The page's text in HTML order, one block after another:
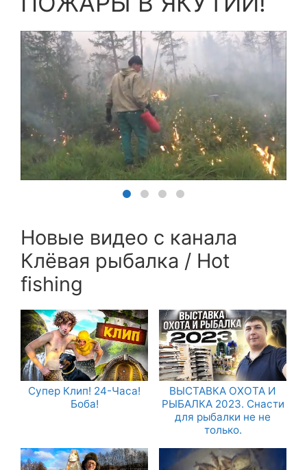
Новые видео с канала
Клёвая рыбалка / Hot
fishing
Супер Клип! 24-Часа!
Боба!
ВЫСТАВКА ОХОТА И
РЫБАЛКА 2023. Снасти
для рыбалки не не
только.